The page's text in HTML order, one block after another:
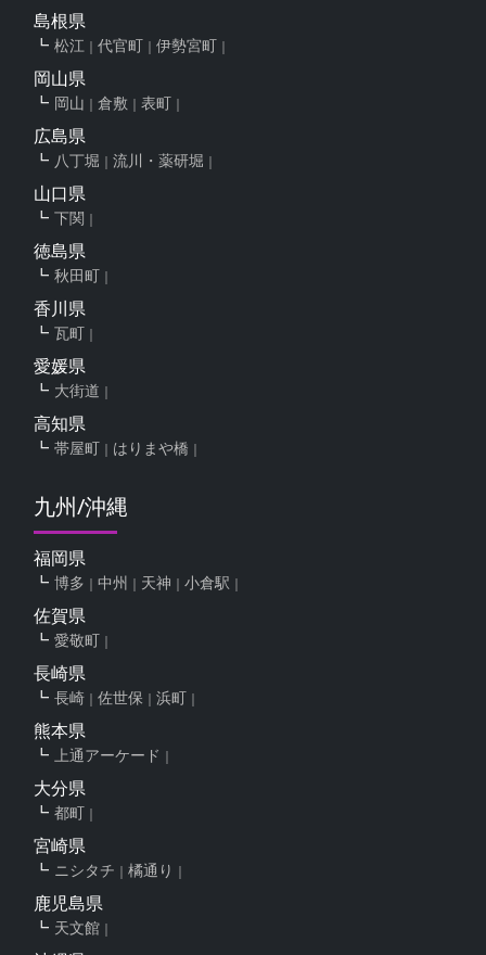
島根県
松江 代官町 伊勢宮町
岡山県
岡山 倉敷 表町
広島県
八丁堀 流川・薬研堀
山口県
下関
徳島県
秋田町
香川県
瓦町
愛媛県
大街道
高知県
帯屋町 はりまや橋
九州/沖縄
福岡県
博多 中州 天神 小倉駅
佐賀県
愛敬町
長崎県
長崎 佐世保 浜町
熊本県
上通アーケード
大分県
都町
宮崎県
ニシタチ 橘通り
鹿児島県
天文館